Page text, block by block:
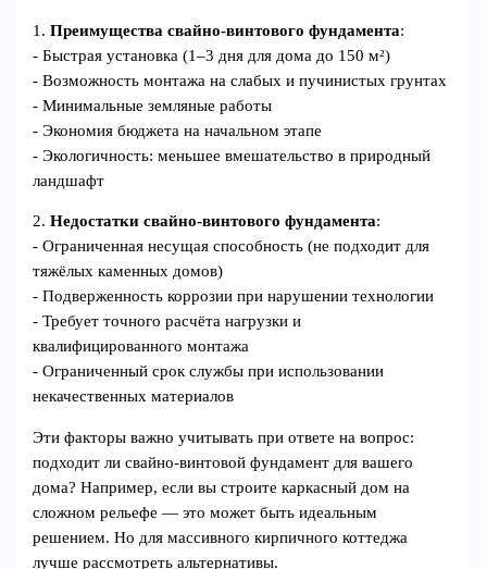
1.Преимущества свайно-винтового фундамента:
- Быстрая установка (1–3 дня для дома до 150 м²)
- Возможность монтажа на слабых и пучинистых грунтах
- Минимальные земляные работы
- Экономия бюджета на начальном этапе
- Экологичность: меньшее вмешательство в природный
ландшафт
2.Недостатки свайно-винтового фундамента:
- Ограниченная несущая способность (не подходит для
тяжёлых каменных домов)
- Подверженность коррозии при нарушении технологии
- Требует точного расчёта нагрузки и
квалифицированного монтажа
- Ограниченный срок службы при использовании
некачественных материалов
Эти факторы важно учитывать при ответе на вопрос:
подходит ли свайно-винтовой фундамент для вашего
дома? Например, если вы строите каркасный дом на
сложном рельефе — это может быть идеальным
решением. Но для массивного кирпичного коттеджа
лучше рассмотреть альтернативы.